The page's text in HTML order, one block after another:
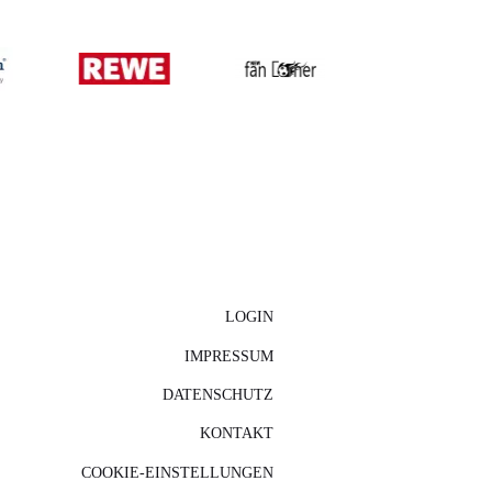
LOGIN
IMPRESSUM
DATENSCHUTZ
KONTAKT
COOKIE-EINSTELLUNGEN